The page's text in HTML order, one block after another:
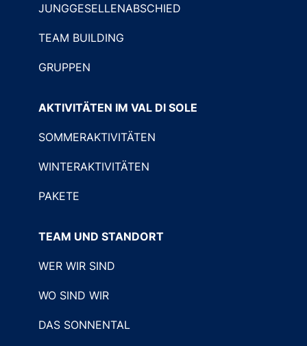
JUNGGESELLENABSCHIED
TEAM BUILDING
GRUPPEN
AKTIVITÄTEN IM VAL DI SOLE
SOMMERAKTIVITÄTEN
WINTERAKTIVITÄTEN
PAKETE
TEAM UND STANDORT
WER WIR SIND
WO SIND WIR
DAS SONNENTAL